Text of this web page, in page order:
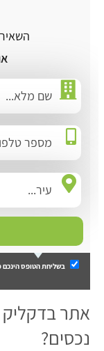
בשליחת הטופס
אתר בדקליק
נכסים?